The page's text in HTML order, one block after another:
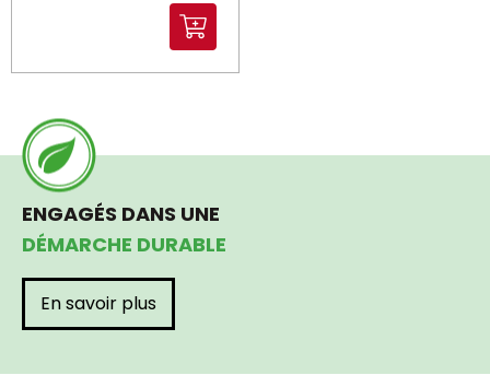
ENGAGÉS DANS UNE
DÉMARCHE DURABLE
En savoir plus